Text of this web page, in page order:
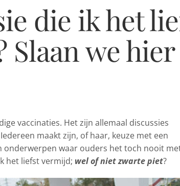
die ik het
we
vaccinaties. Het zijn allemaal discussies
maakt zijn, of haar, keuze met een
onderwerpen waar ouders het toch nooit
het liefst vermijd; wel of niet zwarte piet?